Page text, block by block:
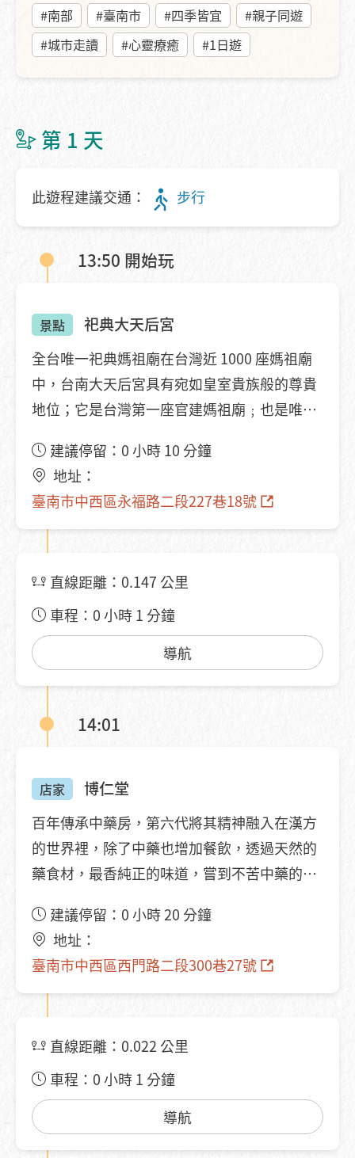
#南部 #臺南市 #四季皆宜
#親子同遊
#城市走讀
#心靈療癒 #1日遊
第 1 天
此遊程建議交通： 步行
13:50 開始玩
景點 祀典大天后宮
全台唯一祀典媽祖廟在台灣近 1000 座媽祖廟
中，台南大天后宮具有宛如皇室貴族般的尊貴
地位；它是台灣第一座官建媽祖廟﹔也是唯一
建議停留：0 小時 10 分鐘
地址：
臺南市中西區永福路二段227巷18號
直線距離：0.147 公里
車程：0 小時 1 分鐘
導航
14:01
店家 博仁堂
百年傳承中藥房，第六代將其精神融入在漢方
的世界裡，除了中藥也增加餐飲，透過天然的
藥食材，最香純正的味道，嘗到不苦中藥的好
自己的漢方。 ● 親子漢方手作體驗課程 ● 喝一
碗湯，喝出健康 ● 以往的藥房擁有的是神秘感
與距離感，博仁堂要顛覆您的五感，視覺、觸
覺、嗅覺、聽覺、味覺。 ● 營業時間：週一至
建議停留：0 小時 20 分鐘
地址：
臺南市中西區西門路二段300巷27號
直線距離：0.022 公里
車程：0 小時 1 分鐘
導航